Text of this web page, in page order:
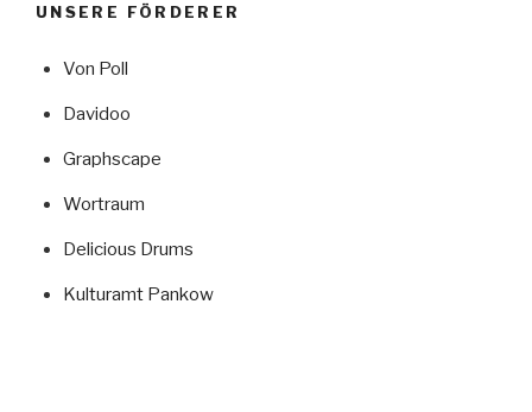
UNSERE FÖRDERER
Von Poll
Davidoo
Graphscape
Wortraum
Delicious Drums
Kulturamt Pankow